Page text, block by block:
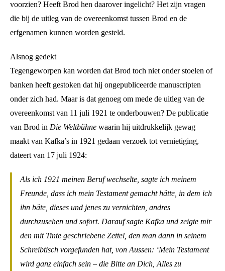
voorzien? Heeft Brod hen daarover ingelicht? Het zijn vragen
die bij de uitleg van de overeenkomst tussen Brod en de
erfgenamen kunnen worden gesteld.
Alsnog gedekt
Tegengeworpen kan worden dat Brod toch niet onder stoelen of
banken heeft gestoken dat hij ongepubliceerde manuscripten
onder zich had. Maar is dat genoeg om mede de uitleg van de
overeenkomst van 11 juli 1921 te onderbouwen? De publicatie
van Brod in Die Weltbühne waarin hij uitdrukkelijk gewag
maakt van Kafka’s in 1921 gedaan verzoek tot vernietiging,
dateert van 17 juli 1924:
Als ich 1921 meinen Beruf wechselte, sagte ich meinem
Freunde, dass ich mein Testament gemacht hätte, in dem ich
ihn bäte, dieses und jenes zu vernichten, andres
durchzusehen und sofort. Darauf sagte Kafka und zeigte mir
den mit Tinte geschriebene Zettel, den man dann in seinem
Schreibtisch vorgefunden hat, von Aussen: ‘Mein Testament
wird ganz einfach sein – die Bitte an Dich, Alles zu